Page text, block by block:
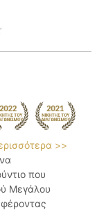
>>
που
Μεγάλου